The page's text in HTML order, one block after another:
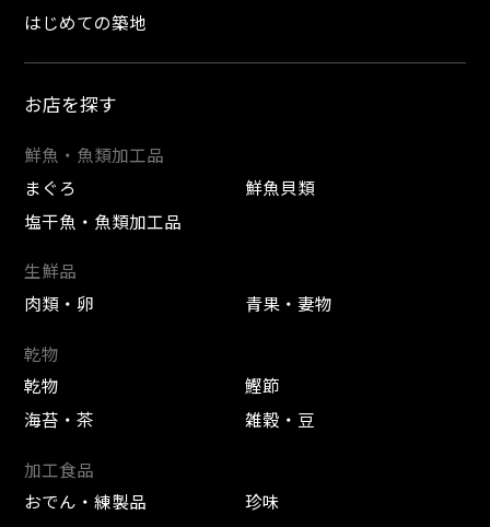
はじめての築地
お店を探す
鮮魚・魚類加工品
まぐろ
鮮魚貝類
塩干魚・魚類加工品
生鮮品
肉類・卵
青果・妻物
乾物
乾物
鰹節
海苔・茶
雑穀・豆
加工食品
おでん・練製品
珍味